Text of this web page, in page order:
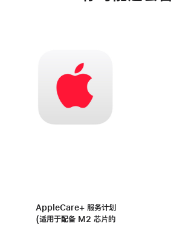
AppleCare+ 服务计划
(适用于配备 M2 芯片的